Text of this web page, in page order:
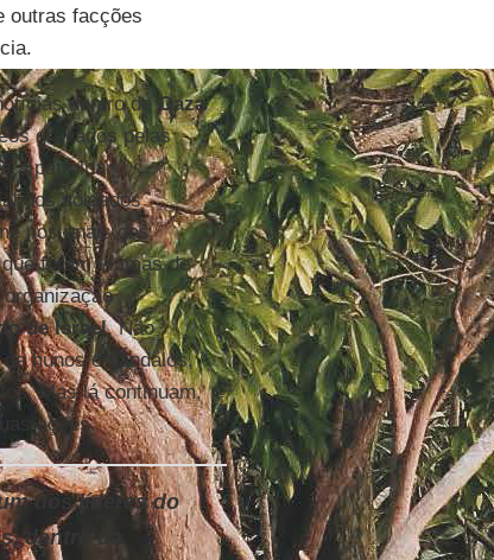
outras facções
dentro deGaza
gravados pelas
a patrulhar
dos soldados
nos anais das
foram vítimas de
de Israel. Não
hunos e vândalos,
Mas lá continuam,
ações.
dos líderes do
dentro da